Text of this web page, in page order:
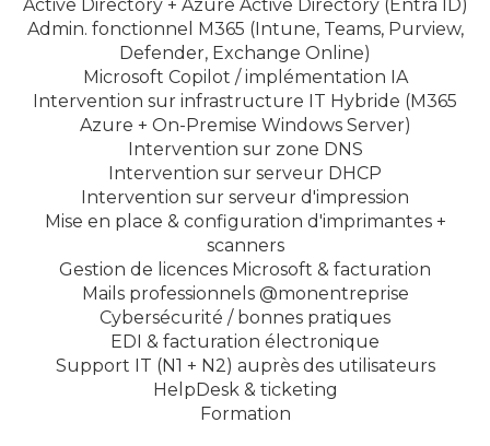
Active Directory + Azure Active Directory (Entra ID)
Admin. fonctionnel M365 (Intune, Teams, Purview,
Defender, Exchange Online)
Microsoft Copilot / implémentation IA
Intervention sur infrastructure IT Hybride (M365
Azure + On-Premise Windows Server)
Intervention sur zone DNS
Intervention sur serveur DHCP
Intervention sur serveur d'impression
Mise en place & configuration d'imprimantes +
scanners
Gestion de licences Microsoft & facturation
Mails professionnels @monentreprise
Cybersécurité / bonnes pratiques
EDI & facturation électronique
Support IT (N1 + N2) auprès des utilisateurs
HelpDesk & ticketing
Formation